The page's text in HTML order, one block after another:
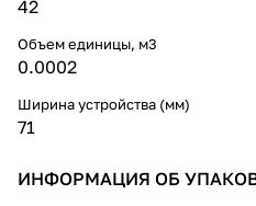
42
Объем единицы, м3
0.0002
Ширина устройства (мм)
71
ИНФОРМАЦИЯ ОБ